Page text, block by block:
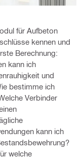
für Aufbeton
kennen und
Berechnung:
kann ich
und
bestimme ich
Verbinder
kann ich
welche